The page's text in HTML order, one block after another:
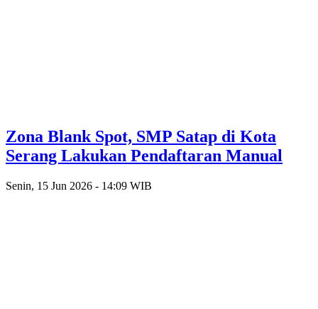
Zona Blank Spot, SMP Satap di Kota
Serang Lakukan Pendaftaran Manual
Senin, 15 Jun 2026 - 14:09 WIB